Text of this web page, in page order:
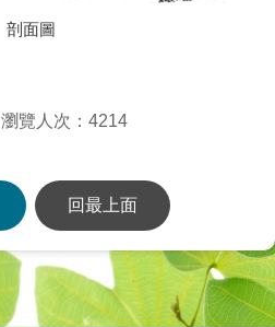
剖面圖
瀏覽人次：4214
回最上面